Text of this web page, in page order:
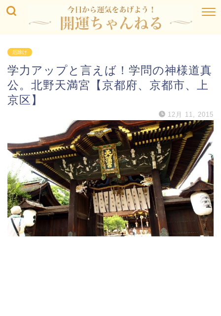
厄除け
学力アップと言えば！学問の神様道真
公。北野天満宮【京都府、京都市、上
京区】
12月 11, 2015